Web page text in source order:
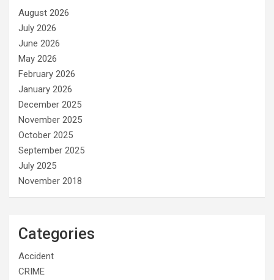
August 2026
July 2026
June 2026
May 2026
February 2026
January 2026
December 2025
November 2025
October 2025
September 2025
July 2025
November 2018
Categories
Accident
CRIME